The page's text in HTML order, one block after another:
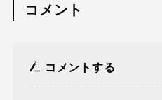
コメント
コメントする